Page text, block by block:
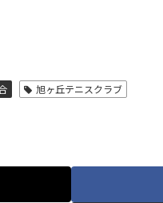
旭ヶ丘テニスクラブ